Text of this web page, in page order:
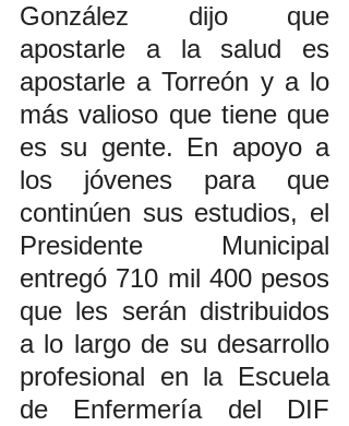
González dijo que
apostarle a la salud es
apostarle a Torreón y a lo
más valioso que tiene que
es su gente. En apoyo a
los jóvenes para que
continúen sus estudios, el
Presidente Municipal
entregó 710 mil 400 pesos
que les serán distribuidos
a lo largo de su desarrollo
profesional en la Escuela
de Enfermería del DIF